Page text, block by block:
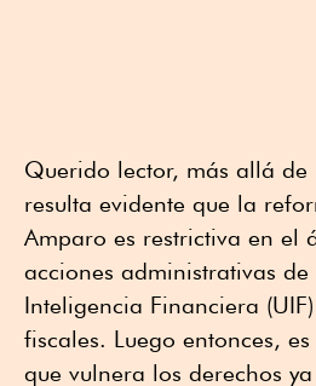
Querido lector, más allá de
resulta evidente que la
Amparo es restrictiva en el
acciones administrativas
Inteligencia Financiera
fiscales. Luego entonces,
que vulnera los derechos